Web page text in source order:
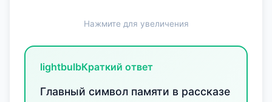
Нажмите для увеличения
lightbulbКраткий ответ
Главный символ памяти в рассказе